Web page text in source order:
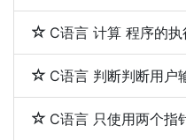
C语言 计算 程序的执
C语言 判断判断用户
C语言 只使用两个指